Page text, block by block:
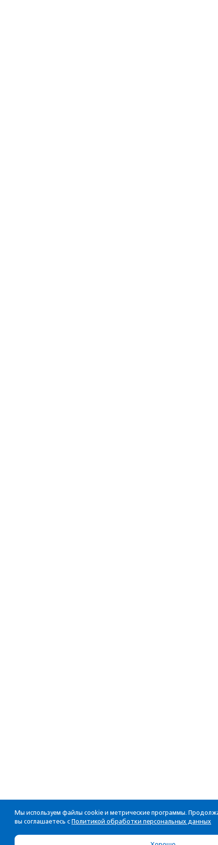
Мы используем файлы cookie и метрические программы.
вы соглашаетесь с Политикой обработки персональных данных